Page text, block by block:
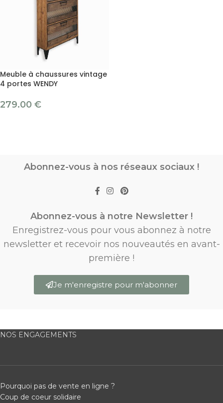
Meuble à chaussures vintage
4 portes WENDY
279.00 €
Abonnez-vous à nos réseaux sociaux !
Abonnez-vous à notre Newsletter !
Enregistrez-vous pour vous abonnez à notre
newsletter et recevoir nos nouveautés en avant-
première !
Je m'enregistre pour m'abonner
NOS ENGAGEMENTS
Pourquoi pas de vente en ligne ?
Coup de coeur solidaire